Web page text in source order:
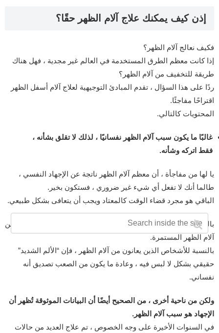
إذن كيف يمكنك علاج آلام الظهر حقًا؟
فكيف نعالج آلام الظهر؟
إذا كانت معظم الطرق المستخدمة في العالم غير مجدية ، فهل هناك
طريقة للتخفيف من آلام الظهر؟
ردًا على هذا السؤال ، تقدم المبادئ التوجيهية لعلاج آلام أسفل الظهر
اقتراحًا مفاجئًا.
المحتويات كالتالي.
غالبًا ما يكون سبب آلام الظهر نفسانيًا ، لذلك لا تقلق بشأنه ،
فقط اتركه وشأنه.
يا لها من مفاجأة ، أن معظم آلام الظهر ناتجة عن الإجهاد النفسي ،
طالما أنك لا تفعل أي شيء غير ضروري ، فستكون بخير.
الباقي هو مجرد قضاء الوقت كالمعتاد ويجب أن يتعافى بشكل طبيعي.
بالطبع ، هذا التفسير لن يكون مقنعًا على الفور لأولئك الذين يعانون من
آلام الظهر المستمرة.
بالنسبة للأشخاص الذين يعانون من آلام الظهر ، فإن “الألم الشديد”
حقيقي بشكل لا لبس فيه ، وعادة ما يكون من الصعب تصديق أنه
نفساني.
ولكن من ناحية أخرى ، من الصحيح أيضًا أن البيانات الموثوقة تُظهر أن
الإجهاد هو سبب آلام الظهر.
في السنوات الأخيرة على وجه الخصوص ، تم علاج العديد من حالات